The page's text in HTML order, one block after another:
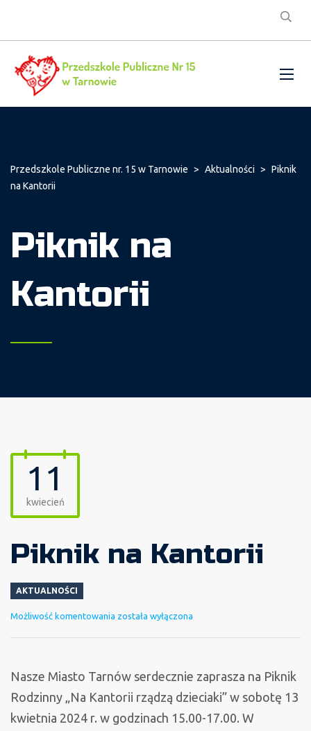
Przedszkole Publiczne nr. 15 w Tarnowie > Aktualności > Piknik
na Kantorii
Piknik na
Kantorii
11
kwiecień
Piknik na Kantorii
AKTUALNOŚCI
Możliwość komentowania Piknik
została wyłączona
Nasze Miasto Tarnów serdecznie zaprasza na Piknik
Rodzinny „Na Kantorii rządzą dzieciaki” w sobotę 13
kwietnia 2024 r. w godzinach 15.00-17.00. W